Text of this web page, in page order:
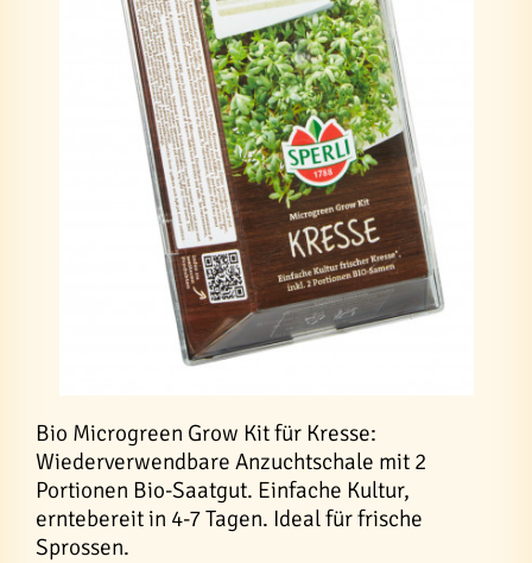
Bio Microgreen Grow Kit für Kresse:
Wiederverwendbare Anzuchtschale mit 2
Portionen Bio-Saatgut. Einfache Kultur,
erntebereit in 4-7 Tagen. Ideal für frische
Sprossen.